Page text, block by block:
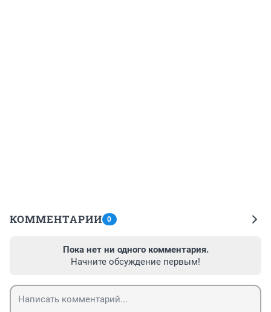
КОММЕНТАРИИ 0
Пока нет ни одного комментария.
Начните обсуждение первым!